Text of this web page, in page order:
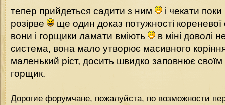
тепер прийдеться садити з ним
і чекати
розірве
ще один доказ потужності кореневої
вони і горщики ламати вміють
в міні доволі
система, вона мало утворює масивного
маленький ріст, досить швидко заповнює своїм
горщик.
Дорогие форумчане, пожалуйста, по возможности